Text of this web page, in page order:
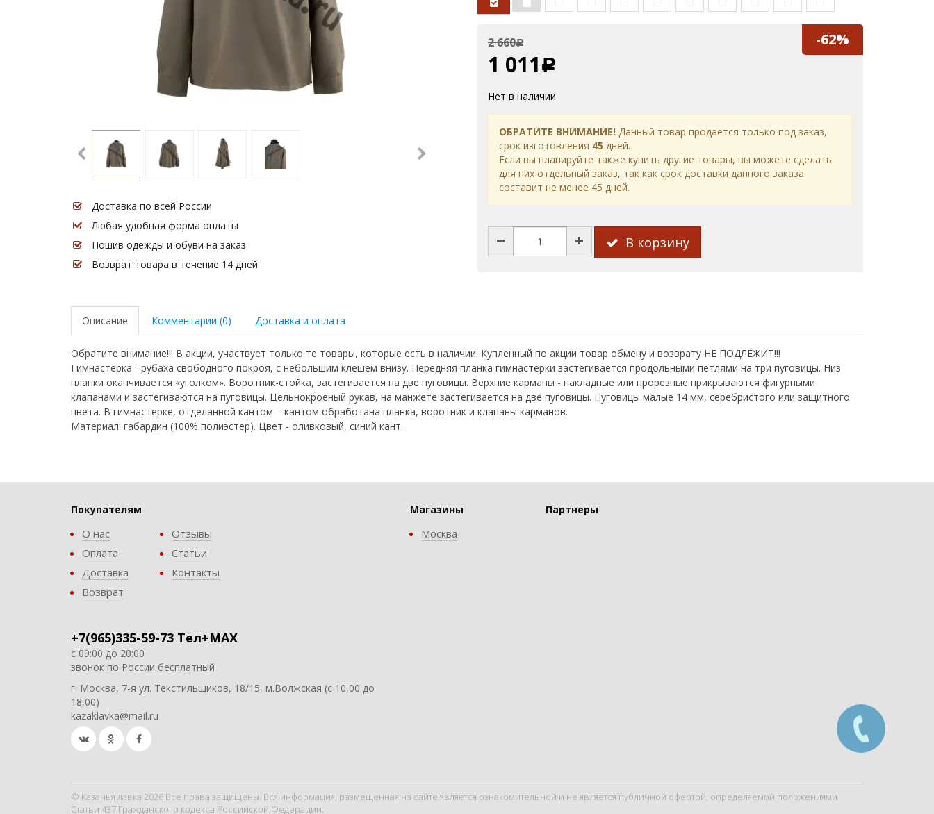
Доставка по всей России
Любая удобная форма оплаты
Пошив одежды и обуви на заказ
Возврат товара в течение 14 дней
-62%
2 660Р
1 011 Р
Нет в наличии
ОБРАТИТЕ ВНИМАНИЕ! Данный товар продается только под заказ,
срок изготовления 45 дней.
Если вы планируйте также купить другие товары, вы можете сделать
для них отдельный заказ, так как срок доставки данного заказа
составит не менее 45 дней.
В корзину
Описание Комментарии (0) Доставка и оплата
Обратите внимание!!! В акции, участвует только те товары, которые есть в наличии. Купленный по акции товар обмену и возврату НЕ ПОДЛЕЖИТ!!!
Гимнастерка - рубаха свободного покроя, с небольшим клешем внизу. Передняя планка гимнастерки застегивается продольными петлями на три пуговицы. Низ
планки оканчивается «уголком». Воротник-стойка, застегивается на две пуговицы. Верхние карманы - накладные или прорезные прикрываются фигурными
клапанами и застегиваются на пуговицы. Цельнокроеный рукав, на манжете застегивается на две пуговицы. Пуговицы малые 14 мм, серебристого или защитного
цвета. В гимнастерке, отделанной кантом – кантом обработана планка, воротник и клапаны карманов.
Материал: габардин (100% полиэстер). Цвет - оливковый, синий кант.
Покупателям
О нас
Оплата
Доставка
Возврат
Отзывы
Статьи
Контакты
+7(965)335-59-73 Тел+MAX
с 09:00 до 20:00
звонок по России бесплатный
г. Москва, 7-я ул. Текстильщиков, 18/15, м.Волжская (с 10,00 до
18,00)
kazaklavka@mail.ru
Магазины
Москва
Партнеры
© Казачья лавка 2026 Все права защищены. Вся информация, размещенная на сайте является ознакомительной и не является публичной офертой, определяемой положениями
Статьи 437 Гражданского кодекса Российской Федерации.